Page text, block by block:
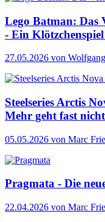
Lego Batman: Das
- Ein
27.05.2026 von
Steelseries Arctis
Mehr geht fast nicht
05.05.2026 von Marc
Pragmata - Die
22.04.2026 von Marc